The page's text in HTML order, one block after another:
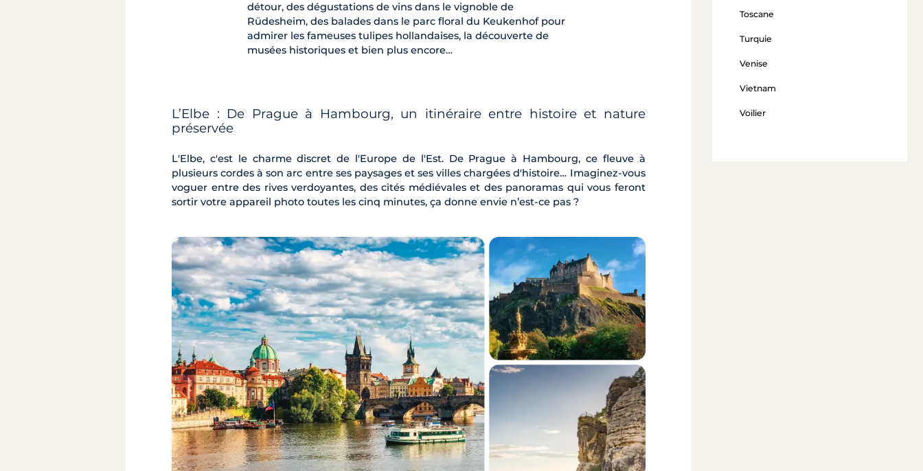
détour, des dégustations de vins dans le vignoble de
Rüdesheim, des balades dans le parc floral du Keukenhof pour
admirer les fameuses tulipes hollandaises, la découverte de
musées historiques et bien plus encore…
L’Elbe : De Prague à Hambourg, un itinéraire entre histoire et nature
préservée
L'Elbe, c'est le charme discret de l'Europe de l'Est. De Prague à Hambourg, ce fleuve à
plusieurs cordes à son arc entre ses paysages et ses villes chargées d'histoire… Imaginez-vous
voguer entre des rives verdoyantes, des cités médiévales et des panoramas qui vous feront
sortir votre appareil photo toutes les cinq minutes, ça donne envie n’est-ce pas ?
Toscane
Turquie
Venise
Vietnam
Voilier